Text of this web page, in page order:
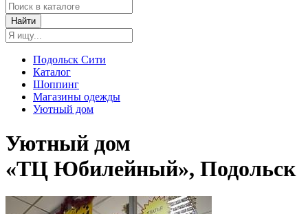
Найти
Подольск Сити
Каталог
Шоппинг
Магазины одежды
Уютный дом
Уютный дом
«ТЦ Юбилейный», Подольск